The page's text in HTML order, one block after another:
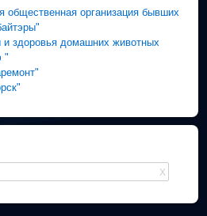
общественная организация бывших
здоровья домашних животных
"
X